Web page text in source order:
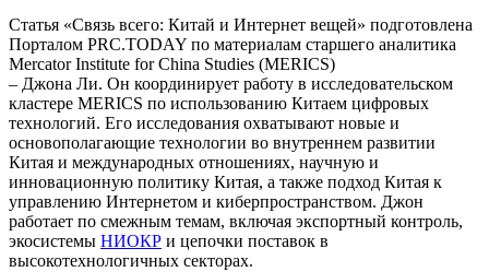
Статья «Связь всего: Китай и Интернет вещей» подготовлена
Порталом PRC.TODAY по материалам старшего аналитика
Mercator Institute for China Studies (MERICS)
– Джона Ли. Он координирует работу в исследовательском
кластере MERICS по использованию Китаем цифровых
технологий. Его исследования охватывают новые и
основополагающие технологии во внутреннем развитии
Китая и международных отношениях, научную и
инновационную политику Китая, а также подход Китая к
управлению Интернетом и киберпространством. Джон
работает по смежным темам, включая экспортный контроль,
экосистемы НИОКР и цепочки поставок в
высокотехнологичных секторах.